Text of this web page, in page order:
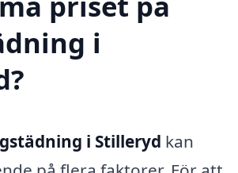
i
i Stilleryd kan